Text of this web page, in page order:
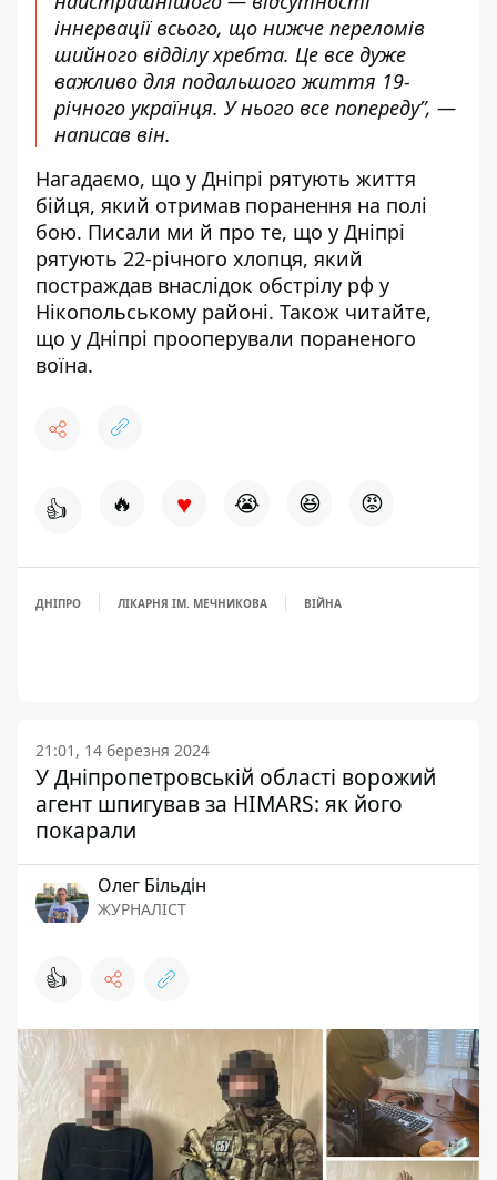
іннервації всього, що нижче переломів
шийного відділу хребта. Це все дуже
важливо для подальшого життя 19-
річного українця. У нього все попереду”, —
написав він.
Нагадаємо, що у Дніпрі рятують життя
бійця, який отримав поранення на полі
бою. Писали ми й про те, що у Дніпрі
рятують 22-річного хлопця, який
постраждав внаслідок обстрілу рф у
Нікопольському районі. Також читайте,
що у Дніпрі прооперували пораненого
воїна.
👍 🔥 ♥ 😭 😆 😡
ДНІПРО ЛІКАРНЯ ІМ. МЕЧНИКОВА ВІЙНА
21:01, 14 березня 2024
У Дніпропетровській області ворожий
агент шпигував за HIMARS: як його
покарали
Олег Більдін
ЖУРНАЛІСТ
👍